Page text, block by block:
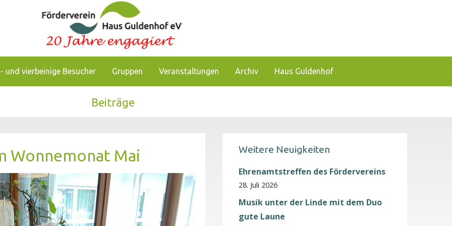
und vierbeinige Besucher Gruppen Veranstaltungen Archiv Haus Guldenhof
Beiträge
Wonnemonat Mai
Weitere Neuigkeiten
Ehrenamtstreffen des Fördervereins
28. Juli 2026
Musik unter der Linde mit dem Duo
gute Laune